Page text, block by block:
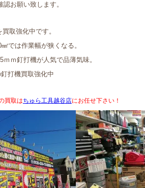
お願い致します。
取強化中です。
では作業幅が狭くなる。
ｍ釘打機が人気で品薄気味。
打機買取強化中
買取はちゅら工具越谷店にお任せ下さい！